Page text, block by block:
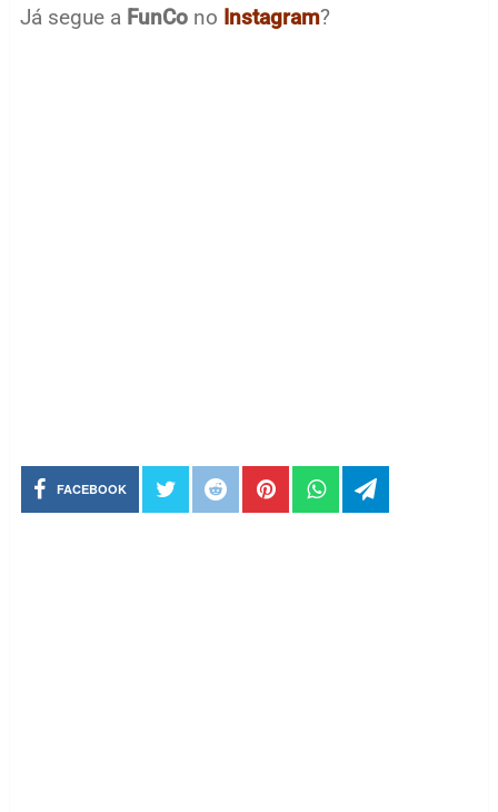
Já segue a FunCono Instagram?
FACEBOOK